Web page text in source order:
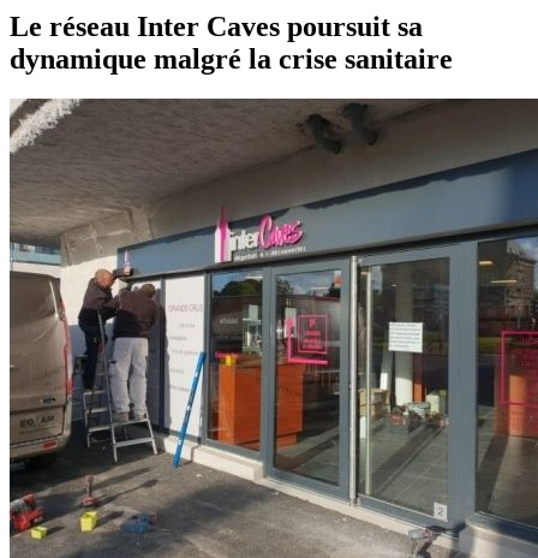
Le réseau Inter Caves poursuit sa
dynamique malgré la crise sanitaire